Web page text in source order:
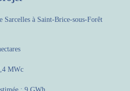
Sarcelles à Saint-Brice-sous-Forêt
MWc